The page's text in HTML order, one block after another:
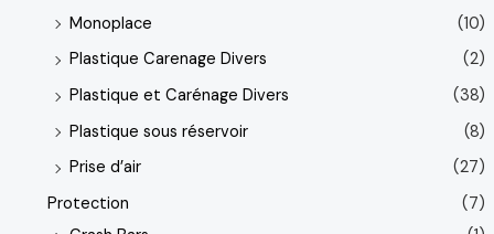
Monoplace
(10)
Plastique Carenage Divers
(2)
Plastique et Carénage Divers
(38)
Plastique sous réservoir
(8)
Prise d’air
(27)
Protection
(7)